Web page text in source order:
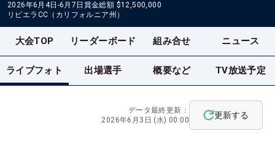
2026年6月4日-6月7日 賞金総額 $12,500,000
リビエラCC（カリフォルニア州）
大会TOP リーダーボード 組み合せ ニュース
ライブフォト 出場選手 概要など TV放送予定
データ最終更新：
2026年6月3日 (水) 00:00
更新する